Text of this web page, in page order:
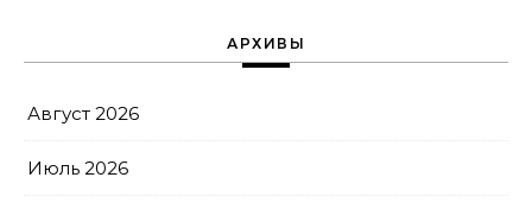
АРХИВЫ
Август 2026
Июль 2026